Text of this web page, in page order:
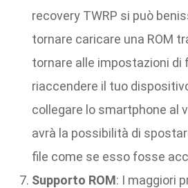
recovery TWRP si può
tornare caricare una ROM
tornare alle impostazioni di
riaccendere il tuo
collegare lo smartphone al
avrà la possibilità di
file come se esso fosse
Supporto ROM: I maggiori